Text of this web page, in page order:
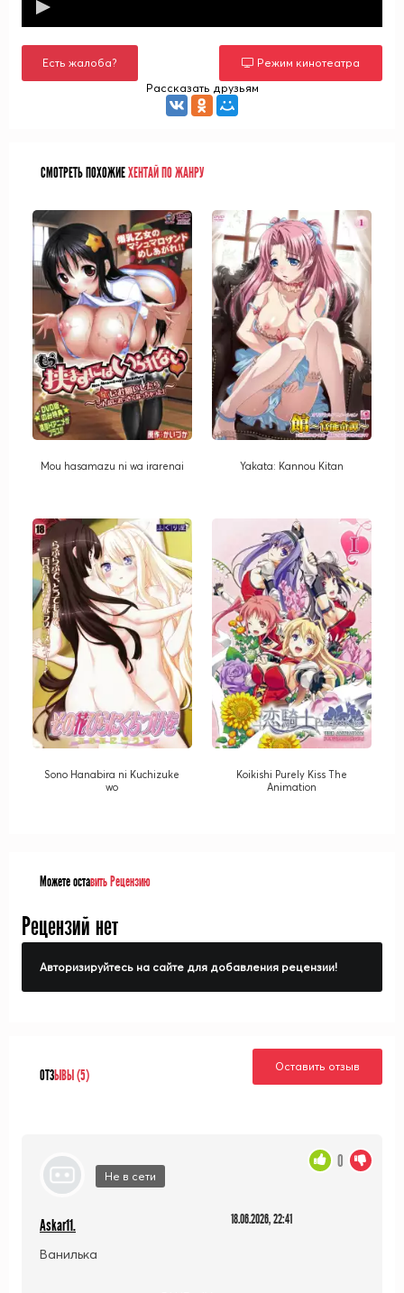
Есть жалоба?
Режим кинотеатра
Рассказать друзьям
СМОТРЕТЬ ПОХОЖИЕХЕНТАЙ ПО ЖАНРУ
Mou hasamazu ni wa irarenai Yakata: Kannou Kitan
Sono Hanabira ni Kuchizuke
wo
Koikishi Purely Kiss The
Animation
Можете оставить Рецензию
Рецензий нет
Авторизируйтесь на сайте для добавления рецензии!
ОТЗЫВЫ (5)
Оставить отзыв
Не в сети
Askar11. 18.06.2026, 22:41
Ванилька
0